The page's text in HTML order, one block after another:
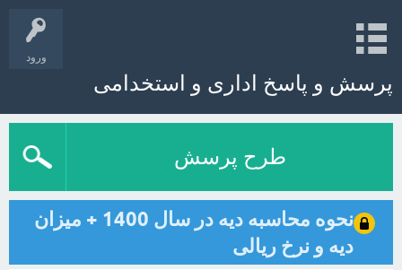
ورود
پرسش و پاسخ اداری و استخدامی
طرح پرسش
نحوه محاسبه دیه در سال 1400 + میزان
دیه و نرخ ریالی